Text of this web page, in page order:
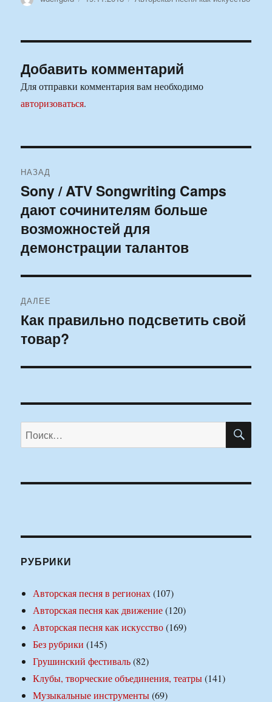
Добавить комментарий
Для отправки комментария вам необходимо
авторизоваться.
по
записям
НАЗАД
Предыдущая
запись:
Sony / ATV Songwriting Camps
дают сочинителям больше
возможностей для
демонстрации талантов
ДАЛЕЕ
Следующая
запись:
Как правильно подсветить свой
товар?
Искать:
РУБРИКИ
Авторская песня в регионах(107)
Авторская песня как движение(120)
Авторская песня как искусство(169)
Без рубрики (145)
Грушинский фестиваль(82)
Клубы, творческие объединения, театры(141)
Музыкальные инструменты(69)